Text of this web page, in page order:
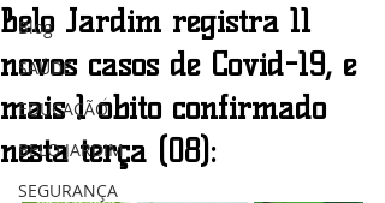
Blog
SAÚDE
EDUCAÇÃO
BELO JARDIM
SEGURANÇA
Belo Jardim registra 11
novos casos de Covid-19, e
mais 1 óbito confirmado
nesta terça (08):